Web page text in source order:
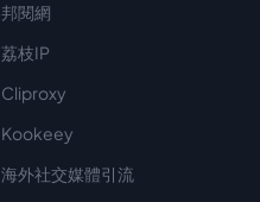
邦閱網
荔枝IP
Cliproxy
Kookeey
海外社交媒體引流